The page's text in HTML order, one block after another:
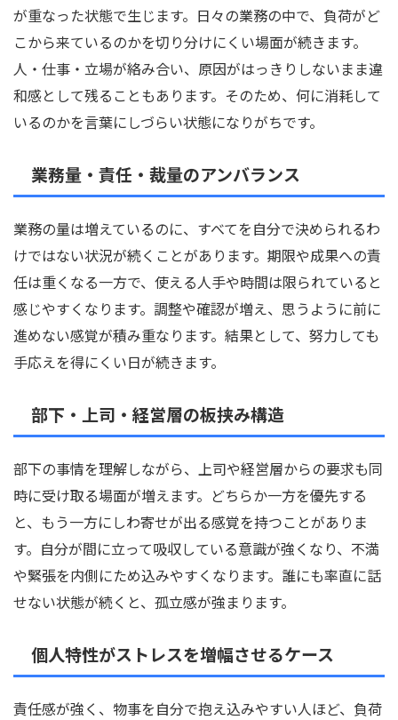
が重なった状態で生じます。日々の業務の中で、負荷がど
こから来ているのかを切り分けにくい場面が続きます。
人・仕事・立場が絡み合い、原因がはっきりしないまま違
和感として残ることもあります。そのため、何に消耗して
いるのかを言葉にしづらい状態になりがちです。
業務量・責任・裁量のアンバランス
業務の量は増えているのに、すべてを自分で決められるわ
けではない状況が続くことがあります。期限や成果への責
任は重くなる一方で、使える人手や時間は限られていると
感じやすくなります。調整や確認が増え、思うように前に
進めない感覚が積み重なります。結果として、努力しても
手応えを得にくい日が続きます。
部下・上司・経営層の板挟み構造
部下の事情を理解しながら、上司や経営層からの要求も同
時に受け取る場面が増えます。どちらか一方を優先する
と、もう一方にしわ寄せが出る感覚を持つことがありま
す。自分が間に立って吸収している意識が強くなり、不満
や緊張を内側にため込みやすくなります。誰にも率直に話
せない状態が続くと、孤立感が強まります。
個人特性がストレスを増幅させるケース
責任感が強く、物事を自分で抱え込みやすい人ほど、負荷